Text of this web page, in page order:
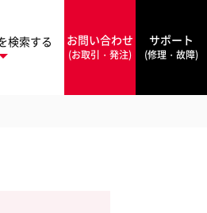
検索する お問い合わせ
(お取引・発注)
サポート
(修理・故障)